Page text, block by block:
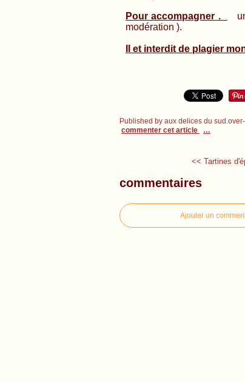
Pour accompagner .
modération ).
Il et interdit de plagier
Published by aux delices du
commenter cet article
…
<< Tartines
commentaires
Ajouter un